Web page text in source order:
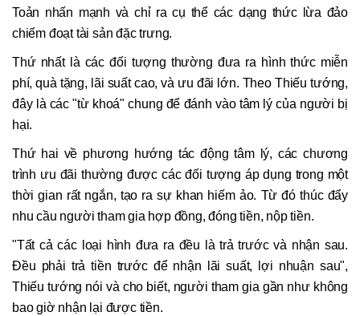
Toản nhấn mạnh và chỉ ra cụ thể các dạng thức lừa đảo
chiếm đoạt tài sản đặc trưng.
Thứ nhất là các đối tượng thường đưa ra hình thức miễn
phí, quà tặng, lãi suất cao, và ưu đãi lớn. Theo Thiếu tướng,
đây là các "từ khoá" chung để đánh vào tâm lý của người bị
hại.
Thứ hai về phương hướng tác động tâm lý, các chương
trình ưu đãi thường được các đối tượng áp dụng trong một
thời gian rất ngắn, tạo ra sự khan hiếm ảo. Từ đó thúc đẩy
nhu cầu người tham gia hợp đồng, đóng tiền, nộp tiền.
"Tất cả các loại hình đưa ra đều là trả trước và nhận sau.
Đều phải trả tiền trước để nhận lãi suất, lợi nhuận sau",
Thiếu tướng nói và cho biết, người tham gia gần như không
bao giờ nhận lại được tiền.